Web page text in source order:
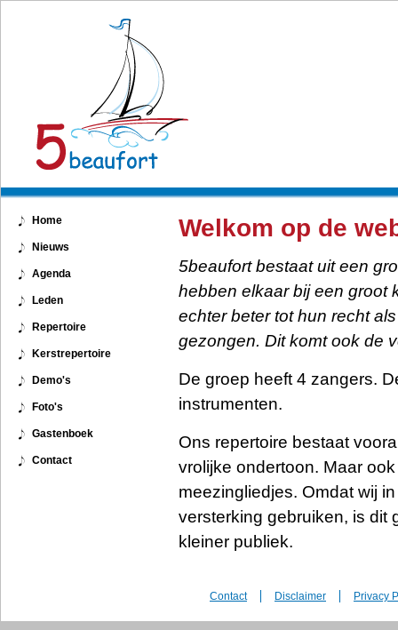
Home
Nieuws
Agenda
Leden
Repertoire
Kerstrepertoire
Demo's
Foto's
Gastenboek
Contact
Welkom op de
5beaufort bestaat uit een
hebben elkaar bij een groot
echter beter tot hun recht
gezongen. Dit komt ook de
De groep heeft 4 zangers.
instrumenten.
Ons repertoire bestaat
vrolijke ondertoon. Maar
meezingliedjes. Omdat wij
versterking gebruiken, is dit
kleiner publiek.
Contact Disclaimer Privacy